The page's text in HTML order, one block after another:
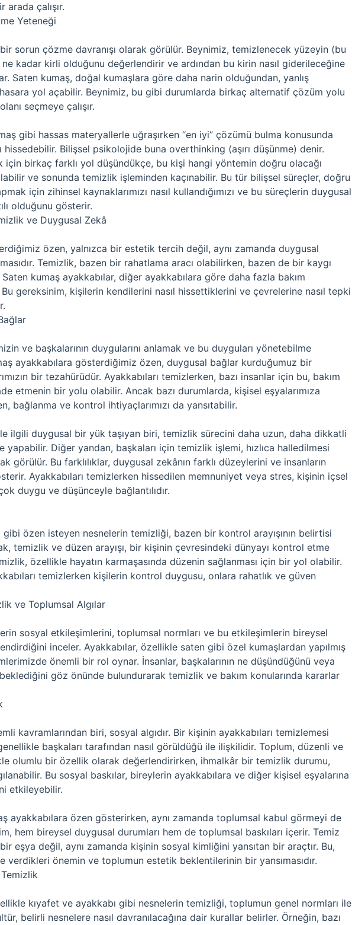
arada çalışır.
Yeteneği
sorun çözme davranışı olarak görülür. Beynimiz, temizlenecek yüzeyin (bu
ne kadar kirli olduğunu değerlendirir ve ardından bu kirin nasıl giderileceğine
Saten kumaş, doğal kumaşlara göre daha narin olduğundan, yanlış
yol açabilir. Beynimiz, bu gibi durumlarda birkaç alternatif çözüm yolu
seçmeye çalışır.
gibi hassas materyallerle uğraşırken “en iyi” çözümü bulma konusunda
hissedebilir. Bilişsel psikolojide buna overthinking (aşırı düşünme) denir.
için birkaç farklı yol düşündükçe, bu kişi hangi yöntemin doğru olacağı
ve sonunda temizlik işleminden kaçınabilir. Bu tür bilişsel süreçler, doğru
için zihinsel kaynaklarımızı nasıl kullandığımızı ve bu süreçlerin duygusal
olduğunu gösterir.
ve Duygusal Zekâ
özen, yalnızca bir estetik tercih değil, aynı zamanda duygusal
Temizlik, bazen bir rahatlama aracı olabilirken, bazen de bir kaygı
kumaş ayakkabılar, diğer ayakkabılara göre daha fazla bakım
gereksinim, kişilerin kendilerini nasıl hissettiklerini ve çevrelerine nasıl tepki
ve başkalarının duygularını anlamak ve bu duyguları yönetebilme
ayakkabılara gösterdiğimiz özen, duygusal bağlar kurduğumuz bir
bir tezahürüdür. Ayakkabıları temizlerken, bazı insanlar için bu, bakım
etmenin bir yolu olabilir. Ancak bazı durumlarda, kişisel eşyalarımıza
bağlanma ve kontrol ihtiyaçlarımızı da yansıtabilir.
ilgili duygusal bir yük taşıyan biri, temizlik sürecini daha uzun, daha dikkatli
Diğer yandan, başkaları için temizlik işlemi, hızlıca halledilmesi
görülür. Bu farklılıklar, duygusal zekânın farklı düzeylerini ve insanların
Ayakkabıları temizlerken hissedilen memnuniyet veya stres, kişinin içsel
duygu ve düşünceyle bağlantılıdır.
gibi özen isteyen nesnelerin temizliği, bazen bir kontrol arayışının belirtisi
temizlik ve düzen arayışı, bir kişinin çevresindeki dünyayı kontrol etme
özellikle hayatın karmaşasında düzenin sağlanması için bir yol olabilir.
temizlerken kişilerin kontrol duygusu, onlara rahatlık ve güven
ve Toplumsal Algılar
sosyal etkileşimlerini, toplumsal normları ve bu etkileşimlerin bireysel
inceler. Ayakkabılar, özellikle saten gibi özel kumaşlardan yapılmış
önemli bir rol oynar. İnsanlar, başkalarının ne düşündüğünü veya
göz önünde bulundurarak temizlik ve bakım konularında kararlar
kavramlarından biri, sosyal algıdır. Bir kişinin ayakkabıları temizlemesi
başkaları tarafından nasıl görüldüğü ile ilişkilidir. Toplum, düzenli ve
olumlu bir özellik olarak değerlendirirken, ihmalkâr bir temizlik durumu,
Bu sosyal baskılar, bireylerin ayakkabılara ve diğer kişisel eşyalarına
etkileyebilir.
ayakkabılara özen gösterirken, aynı zamanda toplumsal kabul görmeyi de
hem bireysel duygusal durumları hem de toplumsal baskıları içerir. Temiz
eşya değil, aynı zamanda kişinin sosyal kimliğini yansıtan bir araçtır. Bu,
verdikleri önemin ve toplumun estetik beklentilerinin bir yansımasıdır.
kıyafet ve ayakkabı gibi nesnelerin temizliği, toplumun genel normları ile
belirli nesnelere nasıl davranılacağına dair kurallar belirler. Örneğin, bazı